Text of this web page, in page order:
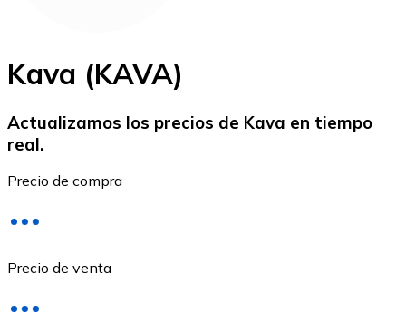
Ethereum
ETH
Kava (KAVA)
Actualizamos los precios de Kava en tiempo
real.
Precio de compra
Precio de venta